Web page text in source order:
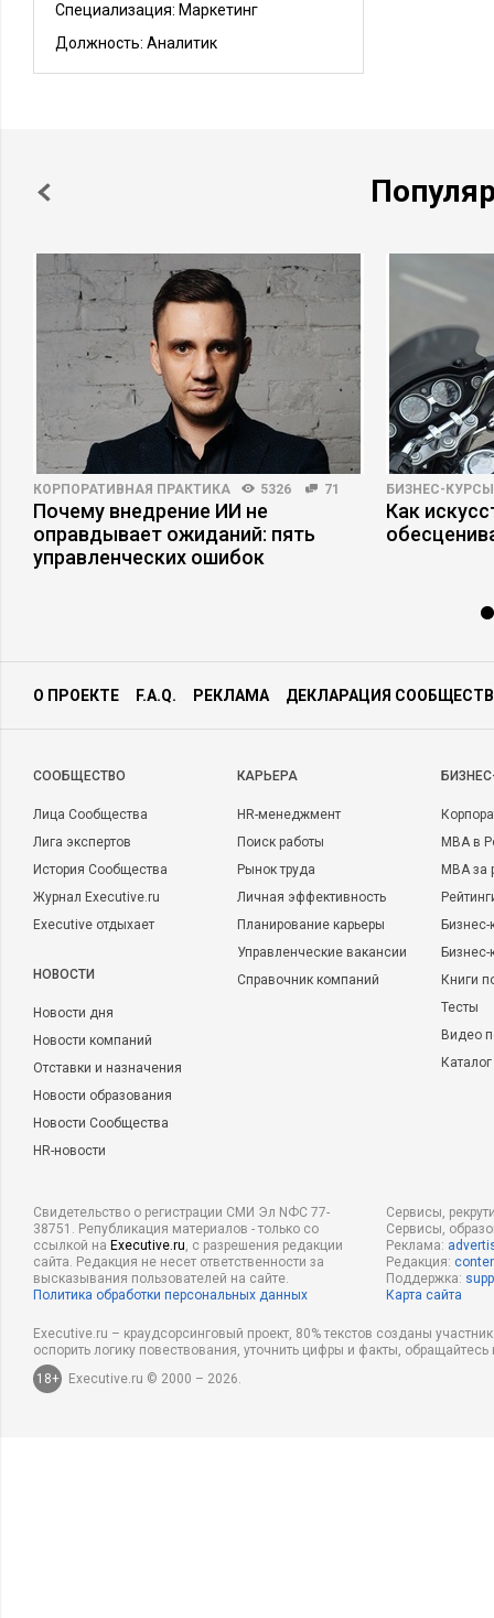
Специализация: Маркетинг
Должность: Аналитик
КОРПОРАТИВНАЯ ПРАКТИКА 5326 71
Почему внедрение ИИ не
оправдывает ожиданий: пять
управленческих ошибок
БИЗНЕС-КУРСЫ
Как
О ПРОЕКТЕ F.A.Q. РЕКЛАМА ДЕКЛАРАЦИЯ
CООБЩЕСТВО
Лица Сообщества
Лига экспертов
История Сообщества
Журнал Executive.ru
Executive отдыхает
НОВОСТИ
Новости дня
Новости компаний
Отставки и назначения
Новости образования
Новости Сообщества
HR-новости
КАРЬЕРА
HR-менеджмент
Поиск работы
Рынок труда
Личная эффективность
Планирование карьеры
Управленческие вакансии
Справочник компаний
MBA в
MBA
Бизнес-
Книги
Тесты
Видео
Свидетельство о регистрации СМИ Эл NФС 77-
38751. Републикация материалов - только со
ссылкой на Executive.ru, с разрешения редакции
сайта. Редакция не несет ответственности за
высказывания пользователей на сайте.
Политика обработки персональных данных
Сервисы,
Сервисы,
Реклама:
Редакция:
Поддержка:
Карта сайта
Executive.ru – краудсорсинговый проект, 80% текстов созданы
оспорить логику повествования, уточнить цифры и факты,
18+
Executive.ru © 2000 – 2026.